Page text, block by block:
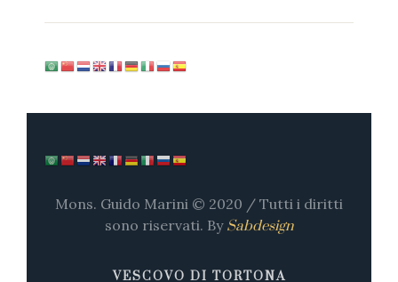
Mons. Guido Marini © 2020 / Tutti i diritti
sono riservati. By Sabdesign
VESCOVO DI TORTONA